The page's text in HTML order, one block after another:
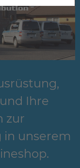
Ihre
zur
unserem